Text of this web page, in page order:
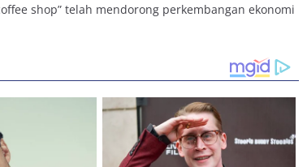
shop” telah mendorong perkembangan ekonomi